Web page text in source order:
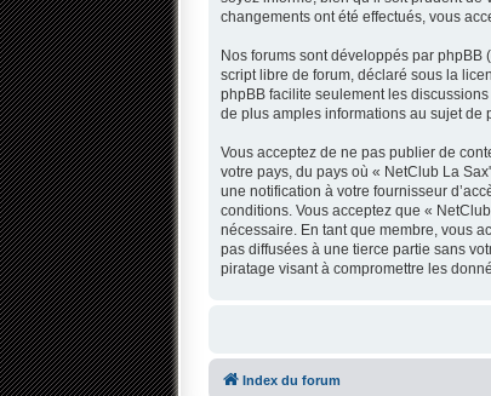
changements ont été effectués, vous
Nos forums sont développés par phpBB
script libre de forum, déclaré sous la
phpBB facilite seulement les
de plus amples informations au sujet de
Vous acceptez de ne pas publier de
votre pays, du pays où « NetClub La
une notification à votre fournisseur
conditions. Vous acceptez que «
nécessaire. En tant que membre, vous
pas diffusées à une tierce partie sans
piratage visant à compromettre les
Index du forum